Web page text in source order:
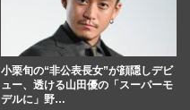
小栗旬の“非公表長女”が顔隠しデビ
ュー、透ける山田優の「スーパーモ
デルに」野…